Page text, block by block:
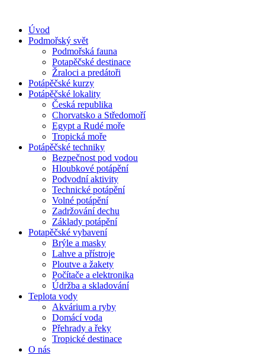
obsahuÚvod
Podmořský svět
Podmořská fauna
Potapěčské destinace
Žraloci a predátoři
Potápěčské kurzy
Potápěčské lokality
Česká republika
Chorvatsko a Středomoří
Egypt a Rudé moře
Tropická moře
Potápěčské techniky
Bezpečnost pod vodou
Hloubkové potápění
Podvodní aktivity
Technické potápění
Volné potápění
Zadržování dechu
Základy potápění
Potapěčské vybavení
Brýle a masky
Lahve a přístroje
Ploutve a žakety
Počítače a elektronika
Údržba a skladování
Teplota vody
Akvárium a ryby
Domácí voda
Přehrady a řeky
Tropické destinace
O nás